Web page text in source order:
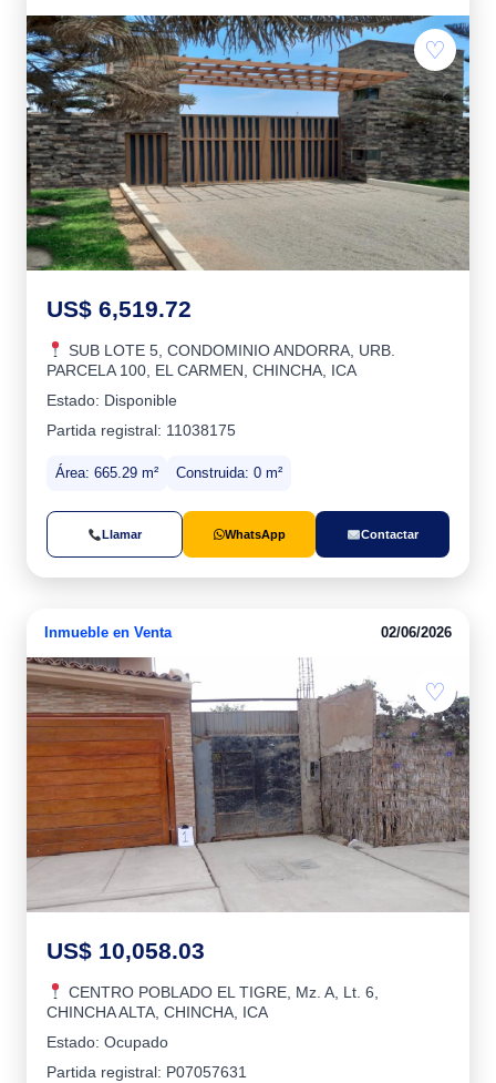
♡
US$ 6,519.72
SUB LOTE 5, CONDOMINIO ANDORRA, URB.
PARCELA 100, EL CARMEN, CHINCHA, ICA
Estado: Disponible
Partida registral: 11038175
Área: 665.29 m² Construida: 0 m²
Llamar WhatsApp Contactar
Inmueble en Venta 02/06/2026
♡
US$ 10,058.03
CENTRO POBLADO EL TIGRE, Mz. A, Lt. 6,
CHINCHA ALTA, CHINCHA, ICA
Estado: Ocupado
Partida registral: P07057631